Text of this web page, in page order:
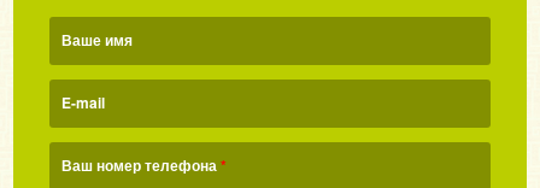
Ваше имя
E-mail
Ваш номер телефона*